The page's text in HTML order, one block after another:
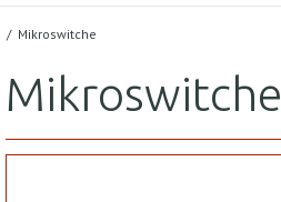
/ Mikroswitche
Mikroswitche